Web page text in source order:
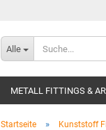
Alle
METALL FITTINGS &
Startseite » Kunststoff